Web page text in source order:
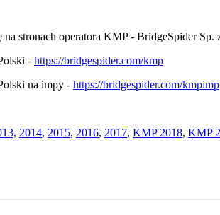
stronach operatora KMP - BridgeSpider Sp.
- https://bridgespider.com/kmp
na impy - https://bridgespider.com/kmpimp
2014, 2015, 2016, 2017, KMP 2018, KMP